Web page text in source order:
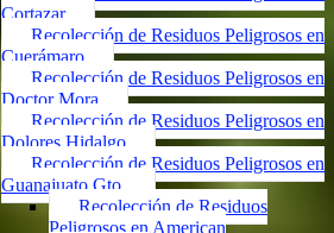
Cortazar
Recolección de Residuos Peligrosos en
Cuerámaro
Recolección de Residuos Peligrosos en
Doctor Mora
Recolección de Residuos Peligrosos en
Dolores Hidalgo
Recolección de Residuos Peligrosos en
Guanajuato Gto.
Recolección de Residuos
Peligrosos en American